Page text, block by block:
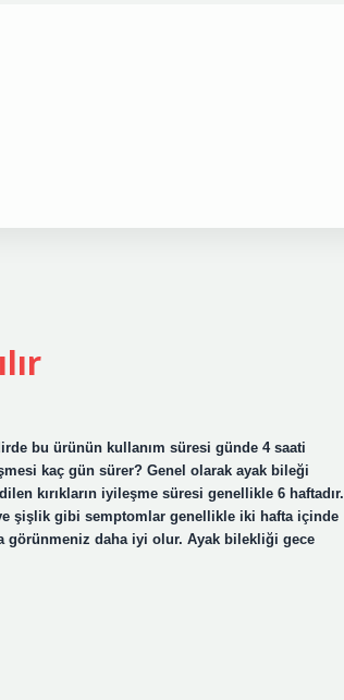
bu ürünün kullanım süresi günde 4 saati
kaç gün sürer? Genel olarak ayak bileği
kırıkların iyileşme süresi genellikle 6 haftadır.
şişlik gibi semptomlar genellikle iki hafta içinde
görünmeniz daha iyi olur. Ayak bilekliği gece